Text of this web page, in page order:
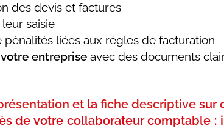
des devis et factures
saisie
pénalités liées aux règles de facturation
entreprise avec des documents
et lafiche descriptive sur
de votre collaborateur comptable